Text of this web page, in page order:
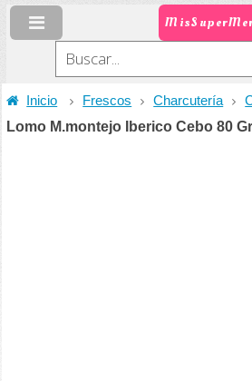
Inicio Frescos Charcutería
Lomo M.montejo Iberico Cebo 80